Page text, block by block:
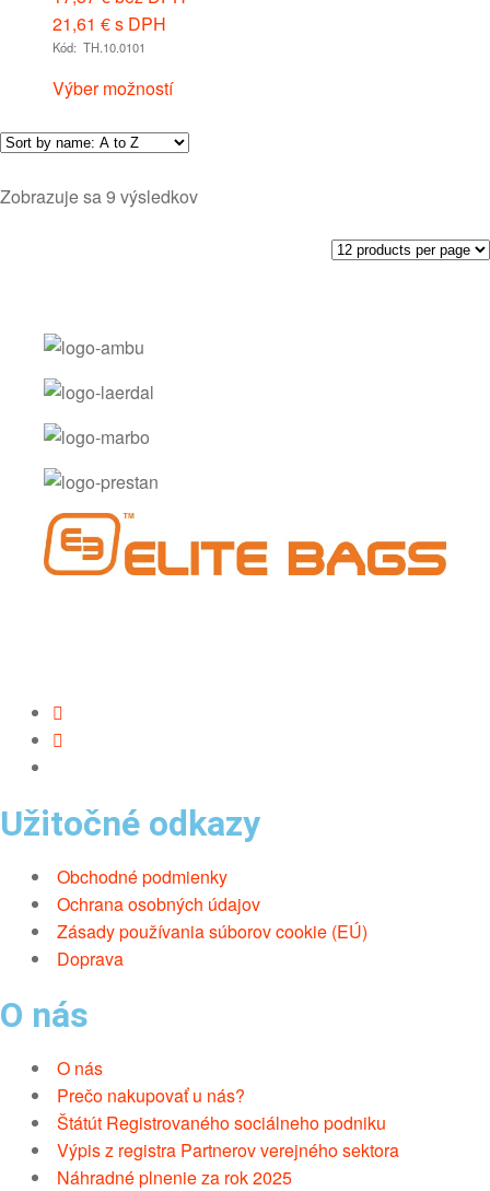
21,61 €s DPH
Kód: TH.10.0101
Výber možností
Zobrazuje sa 9 výsledkov
Užitočné odkazy
Obchodné podmienky
Ochrana osobných údajov
Zásady používania súborov cookie (EÚ)
Doprava
O nás
O nás
Prečo nakupovať u nás?
Štátút Registrovaného sociálneho podniku
Výpis z registra Partnerov verejného sektora
Náhradné plnenie za rok 2025